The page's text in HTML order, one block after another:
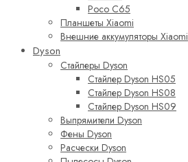
Poco C65
Планшеты Xiaomi
Внешние аккумуляторы Xiaomi
Dyson
Стайлеры Dyson
Стайлер Dyson HS05
Стайлер Dyson HS08
Стайлер Dyson HS09
Выпрямители Dyson
Фены Dyson
Расчески Dyson